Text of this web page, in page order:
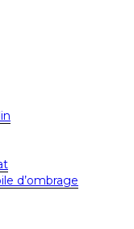
d’ombrage